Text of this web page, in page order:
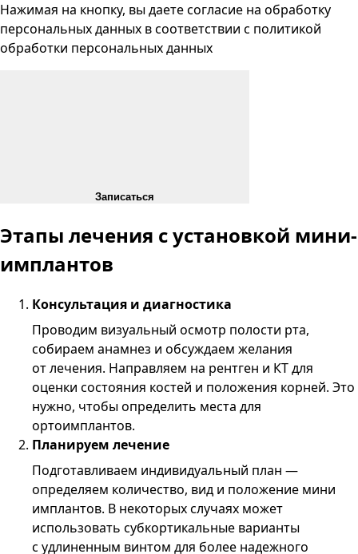
Нажимая на кнопку, вы даете согласие на обработку
персональных данных в соответствии с политикой
обработки персональных данных
Записаться
Этапы лечения с установкой мини-
имплантов
Консультация и диагностика
Проводим визуальный осмотр полости рта,
собираем анамнез и обсуждаем желания
от лечения. Направляем на рентген и КТ для
оценки состояния костей и положения корней. Это
нужно, чтобы определить места для
ортоимплантов.
Планируем лечение
Подготавливаем индивидуальный план —
определяем количество, вид и положение мини
имплантов. В некоторых случаях может
использовать субкортикальные варианты
с удлиненным винтом для более надежного